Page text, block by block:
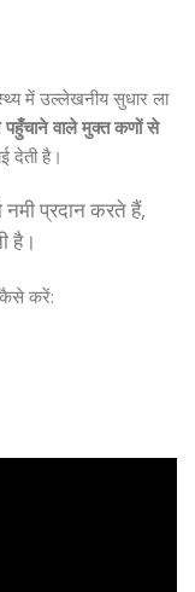
में उल्लेखनीय सुधार ला
वाले मुक्त कणों से
देती है।
नमी प्रदान करते हैं,
है।
कैसे करें: